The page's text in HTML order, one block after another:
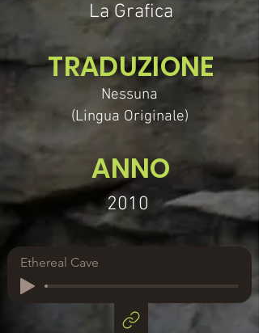
La Grafica
Nessuna
(Lingua Originale)
TRADUZIONE
2010
ANNO
Ethereal Cave